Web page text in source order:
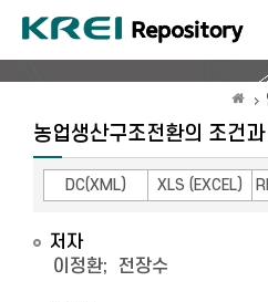
농업생산구조전환의 조건
DC(XML) XLS (EXCEL)
저자
이정환; 전장수